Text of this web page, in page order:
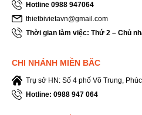
Hotline 0988 947064
thietbivietavn@gmail.com
Thời gian làm việc: Thứ 2 – Chủ
CHI NHÁNH MIỀN BĂC
Trụ sở HN: Số 4 phố Võ Trung,
Hotline: 0988 947 064